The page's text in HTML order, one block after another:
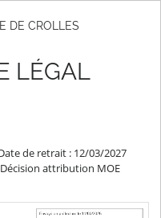
DE CROLLES
LÉGAL
de retrait : 12/03/2027
attribution MOE